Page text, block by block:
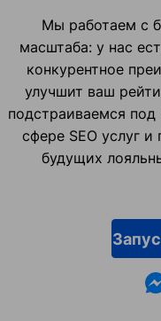
Мы работаем с
масштаба: у нас
конкурентное
улучшит ваш
подстраиваемся
сфере SEO услуг
будущих